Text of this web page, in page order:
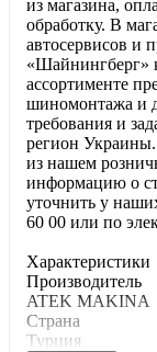
из магазина,
обработку. В
автосервисов и
«Шайнингберг»
ассортименте
шиномонтажа и
требования и
регион
из нашем
информацию о
уточнить у
60 00 или по
Характеристики
Производитель
ATEK MAKINA
Страна
Турция